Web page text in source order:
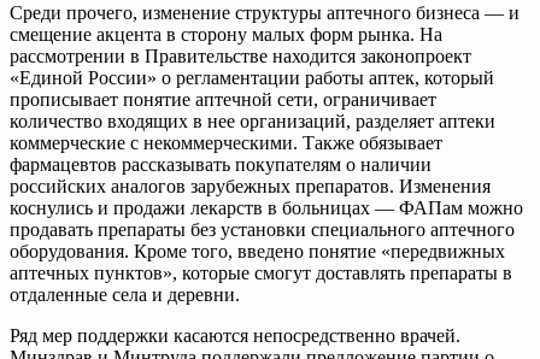
Среди прочего, изменение структуры аптечного бизнеса — и
смещение акцента в сторону малых форм рынка. На
рассмотрении в Правительстве находится законопроект
«Единой России» о регламентации работы аптек, который
прописывает понятие аптечной сети, ограничивает
количество входящих в нее организаций, разделяет аптеки
коммерческие с некоммерческими. Также обязывает
фармацевтов рассказывать покупателям о наличии
российских аналогов зарубежных препаратов. Изменения
коснулись и продажи лекарств в больницах — ФАПам можно
продавать препараты без установки специального аптечного
оборудования. Кроме того, введено понятие «передвижных
аптечных пунктов», которые смогут доставлять препараты в
отдаленные села и деревни.
Ряд мер поддержки касаются непосредственно врачей.